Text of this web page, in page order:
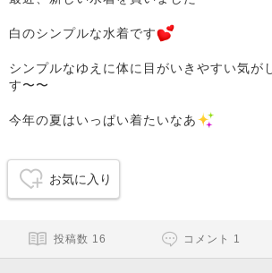
白のシンプルな水着です
シンプルなゆえに体に目がいきやすい気が
す〜〜
今年の夏はいっぱい着たいなあ
お気に入り
投稿数 16 コメント 1